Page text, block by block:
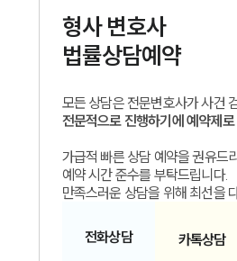
형사변호사
법률상담예약
모든 상담은 전문변호사가 사건
전문적으로 진행하기에 예약제
가급적 빠른 상담 예약을 권유드
예약 시간 준수를 부탁드립니다.
만족스러운 상담을 위해 최선을
전화상담 카톡상담